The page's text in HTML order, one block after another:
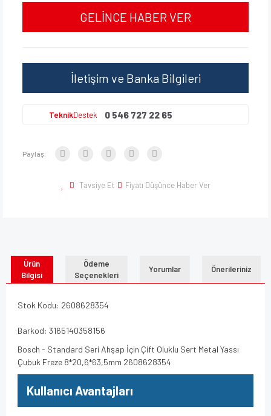
GELİNCE HABER VER
İletişim ve Banka Bilgileri
TeknikDestek 0 546 727 22 65
Paylaş:
Tavsiye Et Fiyatı Düşünce Haber Ver
Ürün
Bilgisi
Ödeme
Seçenekleri
Yorumlar Önerileriniz
Stok Kodu: 2608628354
Barkod: 3165140358156
Bosch - Standard Seri Ahşap İçin Çift Oluklu Sert Metal Yassı
Çubuk Freze 8*20,6*63,5mm 2608628354
Kullanıcı Avantajları